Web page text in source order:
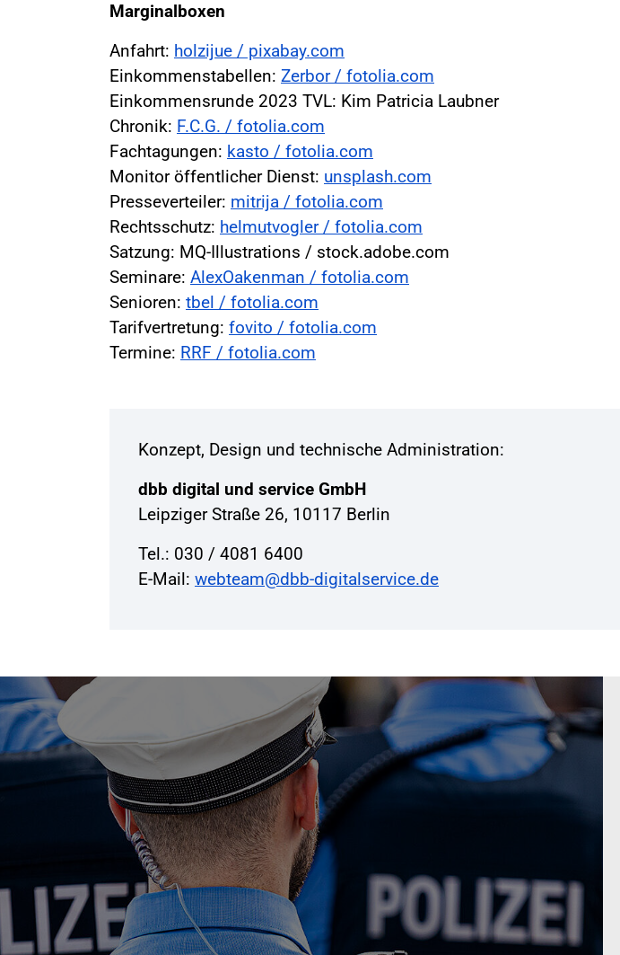
Marginalboxen
Anfahrt: holzijue / pixabay.com
Einkommenstabellen: Zerbor / fotolia.com
Einkommensrunde 2023 TVL: Kim Patricia Laubner
Chronik: F.C.G. / fotolia.com
Fachtagungen: kasto / fotolia.com
Monitor öffentlicher Dienst: unsplash.com
Presseverteiler: mitrija / fotolia.com
Rechtsschutz: helmutvogler / fotolia.com
Satzung: MQ-Illustrations / stock.adobe.com
Seminare: AlexOakenman / fotolia.com
Senioren: tbel / fotolia.com
Tarifvertretung: fovito / fotolia.com
Termine: RRF / fotolia.com
Konzept, Design und technische Administration:
dbb digital und service GmbH
Leipziger Straße 26, 10117 Berlin
Tel.: 030 / 4081 6400
E-Mail: webteam@dbb-digitalservice.de